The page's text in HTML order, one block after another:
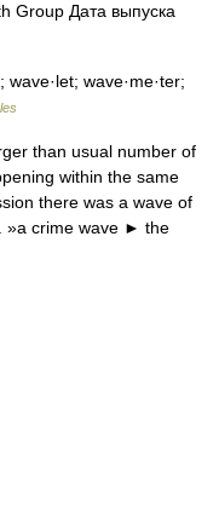
Group Дата выпуска
wave·me·ter;
than usual number of
within the same
there was a wave of
»a crime wave ► the